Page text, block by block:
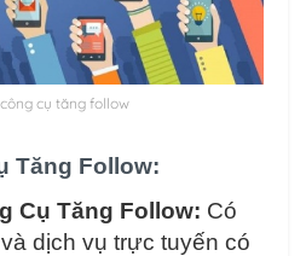
cụ tăng follow
Tăng Follow:
Cụ Tăng Follow: Có
dịch vụ trực tuyến có